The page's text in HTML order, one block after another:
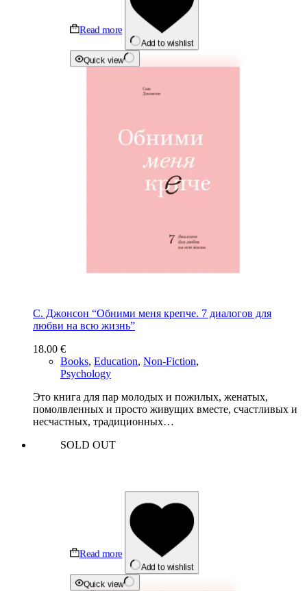
Read more
Add to wishlist
Quick view
С. Джонсон “Обними меня крепче. 7 диалогов для
любви на всю жизнь”
18.00 €
Books, Education, Non-Fiction,
Psychology
Это книга для пар молодых и пожилых, женатых,
помолвленных и просто живущих вместе, счастливых и
несчастных, традиционных…
SOLD OUT
Read more
Add to wishlist
Quick view